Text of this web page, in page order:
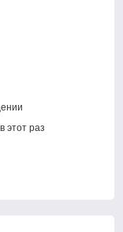
этот раз